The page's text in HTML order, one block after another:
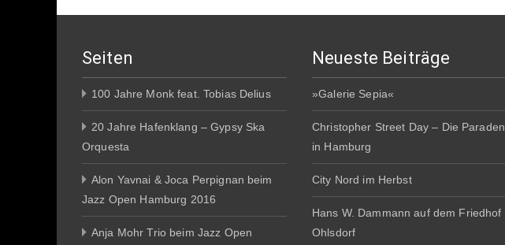
Seiten
100 Jahre Monk feat. Tobias Delius
20 Jahre Hafenklang – Gypsy Ska
Orquesta
Alon Yavnai & Joca Perpignan beim
Jazz Open Hamburg 2016
Anja Mohr Trio beim Jazz Open
Neueste Beiträge
»Galerie Sepia«
Christopher Street Day – Die Paraden
in Hamburg
City Nord im Herbst
Hans W. Dammann auf dem Friedhof
Ohlsdorf